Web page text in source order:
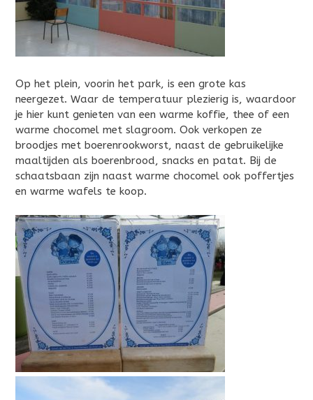
Op het plein, voorin het park, is een grote kas
neergezet. Waar de temperatuur plezierig is, waardoor
je hier kunt genieten van een warme koffie, thee of een
warme chocomel met slagroom. Ook verkopen ze
broodjes met boerenrookworst, naast de gebruikelijke
maaltijden als boerenbrood, snacks en patat. Bij de
schaatsbaan zijn naast warme chocomel ook poffertjes
en warme wafels te koop.